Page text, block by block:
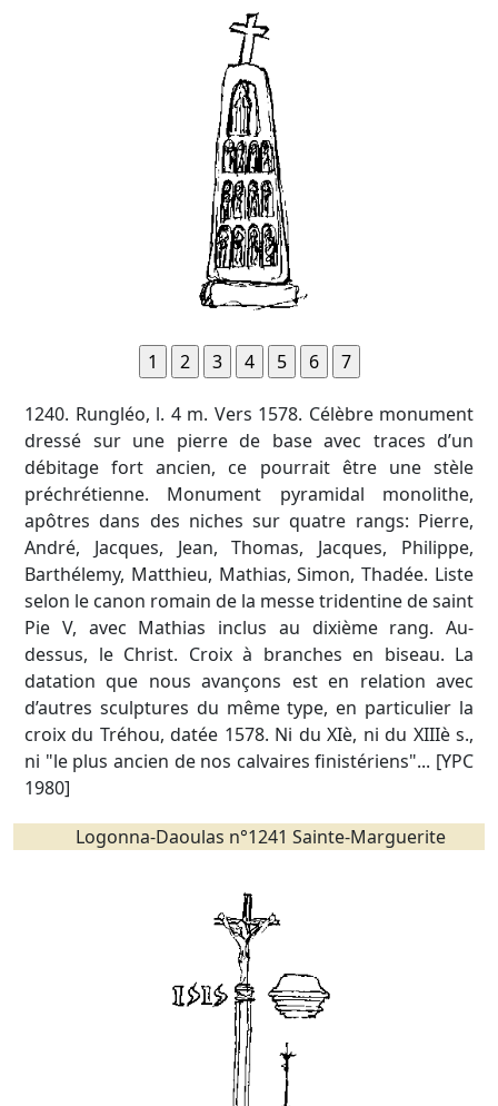
1240. Rungléo, l. 4 m. Vers 1578. Célèbre monument
dressé sur une pierre de base avec traces d’un
débitage fort ancien, ce pourrait être une stèle
préchrétienne. Monument pyramidal monolithe,
apôtres dans des niches sur quatre rangs: Pierre,
André, Jacques, Jean, Thomas, Jacques, Philippe,
Barthélemy, Matthieu, Mathias, Simon, Thadée. Liste
selon le canon romain de la messe tridentine de saint
Pie V, avec Mathias inclus au dixième rang. Au-
dessus, le Christ. Croix à branches en biseau. La
datation que nous avançons est en relation avec
d’autres sculptures du même type, en particulier la
croix du Tréhou, datée 1578. Ni du XIè, ni du XIIIè s.,
ni "le plus ancien de nos calvaires finistériens"... [YPC
1980]
Logonna-Daoulas n°1241 Sainte-Marguerite